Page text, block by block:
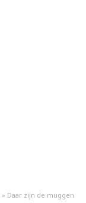
» Daar zijn de muggen